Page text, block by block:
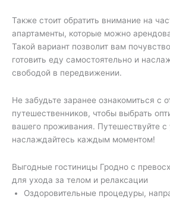
Также стоит обратить внимание на
апартаменты, которые можно
Такой вариант позволит вам
готовить еду самостоятельно и
свободой в передвижении.
Не забудьте заранее ознакомиться с
путешественников, чтобы выбрать
вашего проживания. Путешествуйте
наслаждайтесь каждым моментом!
Выгодные гостиницы Гродно с
для ухода за телом и релаксации
Оздоровительные процедуры,